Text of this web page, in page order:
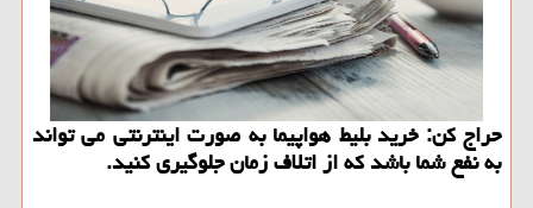
حراج كن: خرید بلیط هواپیما به صورت اینترنتی می تواند
به نفع شما باشد كه از اتلاف زمان جلوگیری كنید.